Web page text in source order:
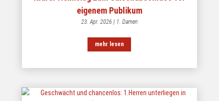
eigenem Publikum
23. Apr. 2026 | 1. Damen
mehr lesen